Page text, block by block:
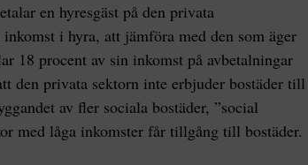
en hyresgäst på den privata
i hyra, att jämföra med den som äger
18 procent av sin inkomst på avbetalningar
den privata sektorn inte erbjuder bostäder till
av fler sociala bostäder, ”social
med låga inkomster får tillgång till bostäder.